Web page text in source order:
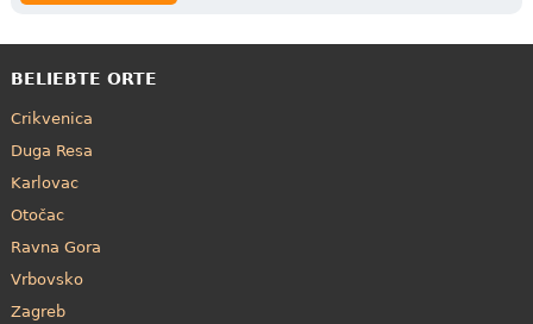
BELIEBTE ORTE
Crikvenica
Duga Resa
Karlovac
Otočac
Ravna Gora
Vrbovsko
Zagreb